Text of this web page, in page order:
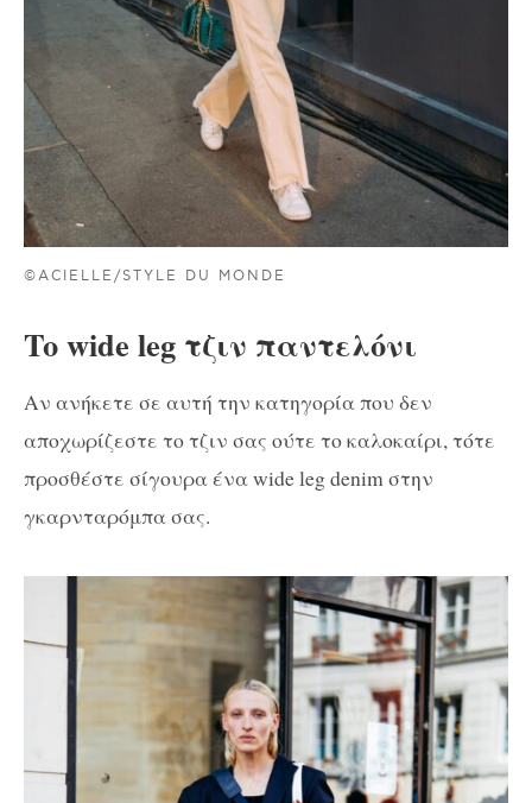
©ACIELLE/STYLE DU MONDE
To wide leg τζιν παντελόνι
Αν ανήκετε σε αυτή την κατηγορία που δεν
αποχωρίζεστε το τζιν σας ούτε το καλοκαίρι, τότε
προσθέστε σίγουρα ένα wide leg denim στην
γκαρνταρόμπα σας.